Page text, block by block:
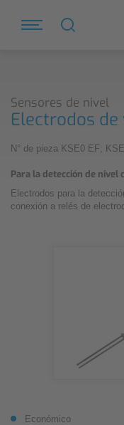
Sensores de nivel
Electrodos
N° de pieza KSE0 EF;
Para la detección de nivel
Electrodos para la
conexión a relés de
Económico